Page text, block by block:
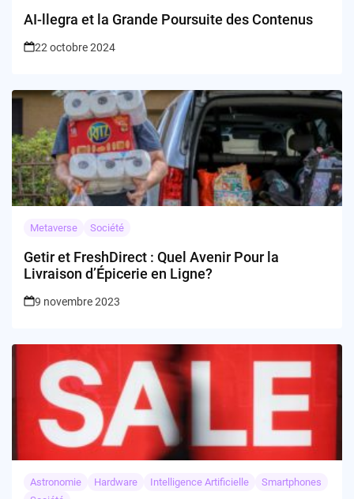
AI-llegra et la Grande Poursuite des Contenus
22 octobre 2024
Metaverse Société
Getir et FreshDirect : Quel Avenir Pour la
Livraison d’Épicerie en Ligne?
9 novembre 2023
Astronomie Hardware Intelligence Artificielle
Smartphones